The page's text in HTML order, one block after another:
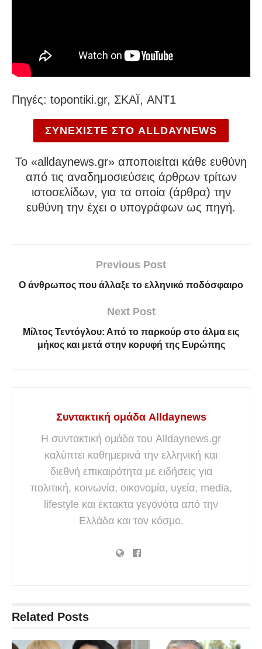
Πηγές: topontiki.gr, ΣΚΑΪ, ANT1
ΣΥΝΕΧΙΣΤΕ ΣΤΟ ALLDAYNEWS
To «alldaynews.gr» αποποιείται κάθε ευθύνη
από τις αναδημοσιεύσεις άρθρων τρίτων
ιστοσελίδων, για τα οποία (άρθρα) την
ευθύνη την έχει ο υπογράφων ως πηγή.
Previous Post
O άνθρωπος που άλλαξε το ελληνικό ποδόσφαιρο
Next Post
Μίλτος Τεντόγλου: Από το παρκούρ στο άλμα εις
μήκος και μετά στην κορυφή της Ευρώπης
Συντακτική ομάδα Alldaynews
Η συντακτική ομάδα του Alldaynews.gr
καλύπτει καθημερινά την ελληνική και
διεθνή επικαιρότητα με ειδήσεις για
πολιτική, κοινωνία, οικονομία, υγεία, media,
lifestyle και έκτακτα γεγονότα από την
Ελλάδα και τον κόσμο.
Related Posts